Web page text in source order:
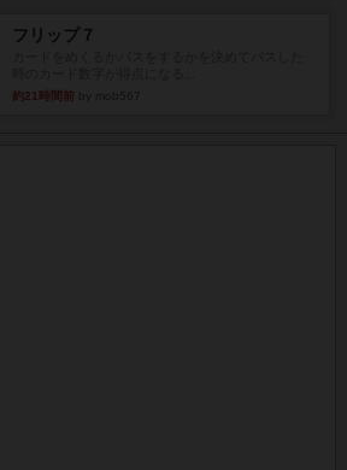
フリップ７
約21時間前